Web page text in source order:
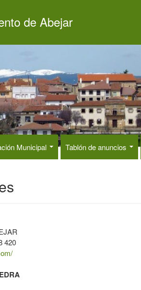
de Abejar
Municipal Tablón de anuncios
420